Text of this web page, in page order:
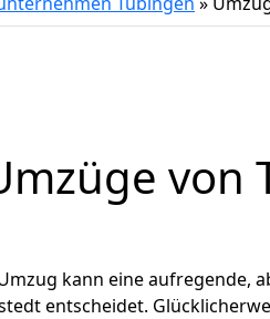
von
kann eine aufregende,
entscheidet.